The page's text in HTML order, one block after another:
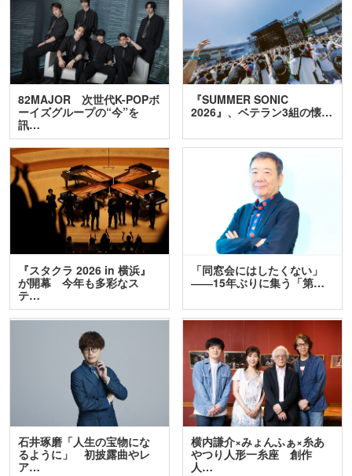
82MAJOR 次世代K-POPボ
ーイズグループの“今”を
訊…
『SUMMER SONIC
2026』、ベテラン3組の懐…
『スタクラ 2026 in 横浜』
が開幕 今年も多彩なス
テ…
「同窓会にはしたくない」
――15年ぶりに集う「第…
石井琢磨「人生の宝物にな
るように」 初披露曲やレ
ア…
横内謙介×みょんふぁ×糸あ
やつり人形一糸座 創作
人…